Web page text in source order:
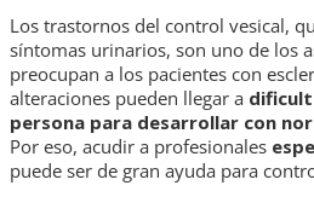
Los trastornos del control vesical,
síntomas urinarios, son uno de los
preocupan a los pacientes con
alteraciones pueden llegar a
persona para desarrollar con
Por eso, acudir a profesionales
puede ser de gran ayuda para